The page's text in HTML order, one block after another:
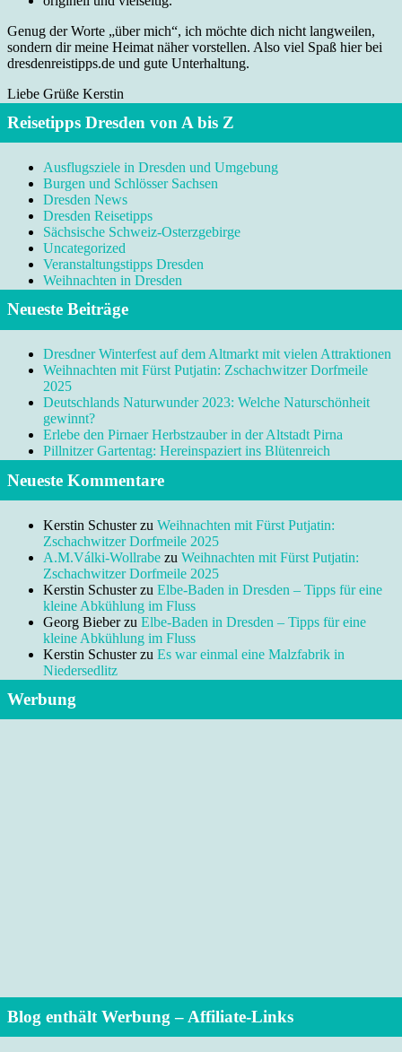
Genug der Worte „über mich“, ich möchte dich nicht langweilen,
sondern dir meine Heimat näher vorstellen. Also viel Spaß hier bei
dresdenreistipps.de und gute Unterhaltung.
Liebe Grüße Kerstin
Reisetipps Dresden von A bis Z
Ausflugsziele in Dresden und Umgebung
Burgen und Schlösser Sachsen
Dresden News
Dresden Reisetipps
Sächsische Schweiz-Osterzgebirge
Uncategorized
Veranstaltungstipps Dresden
Weihnachten in Dresden
Neueste Beiträge
Dresdner Winterfest auf dem Altmarkt mit vielen Attraktionen
Weihnachten mit Fürst Putjatin: Zschachwitzer Dorfmeile
2025
Deutschlands Naturwunder 2023: Welche Naturschönheit
gewinnt?
Erlebe den Pirnaer Herbstzauber in der Altstadt Pirna
Pillnitzer Gartentag: Hereinspaziert ins Blütenreich
Neueste Kommentare
Kerstin Schusterzu Weihnachten mit Fürst Putjatin:
Zschachwitzer Dorfmeile 2025
A.M.Válki-Wollrabe zu Weihnachten mit Fürst Putjatin:
Zschachwitzer Dorfmeile 2025
Kerstin Schusterzu Elbe-Baden in Dresden – Tipps für eine
kleine Abkühlung im Fluss
Georg Bieberzu Elbe-Baden in Dresden – Tipps für eine
kleine Abkühlung im Fluss
Kerstin Schusterzu Es war einmal eine Malzfabrik in
Niedersedlitz
Werbung
Blog enthält Werbung – Affiliate-Links